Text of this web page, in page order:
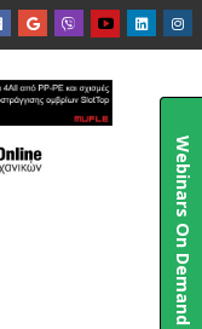

Webinars On Demand